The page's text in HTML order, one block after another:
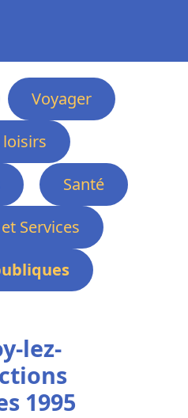
Voyager
Santé
Services
lez-
1995